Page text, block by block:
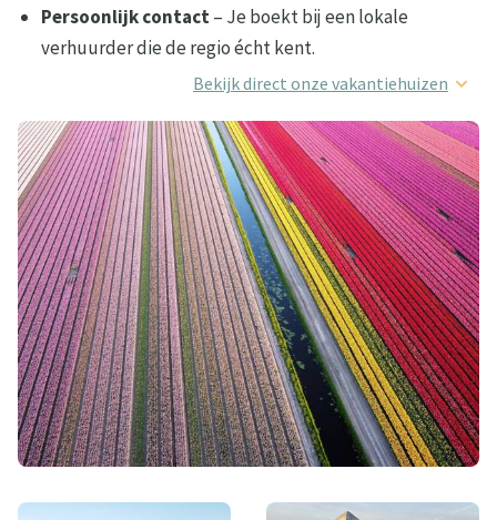
Persoonlijk contact– Je boekt bij een lokale
verhuurder die de regio écht kent.
Bekijk direct onze vakantiehuizen